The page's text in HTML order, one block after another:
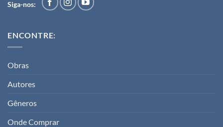
Siga-nos:
ENCONTRE:
Obras
Autores
Gêneros
Onde Comprar